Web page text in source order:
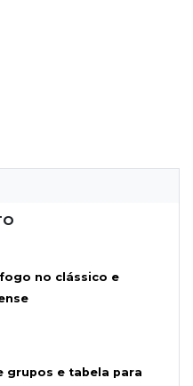
no clássico e
grupos e tabela para